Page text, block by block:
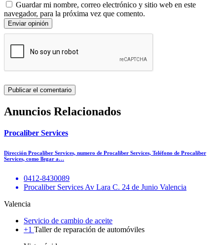
Guardar mi nombre, correo electrónico y sitio web en este
navegador, para la próxima vez que comento.
Enviar opinión
Anuncios Relacionados
Procaliber Services
Dirección Procaliber Services, numero de Procaliber Services, Teléfono de Procaliber
Services, como llegar a…
0412-8430089
Procaliber Services Av Lara C. 24 de Junio Valencia
Valencia
Servicio de cambio de aceite
+1 Taller de reparación de automóviles